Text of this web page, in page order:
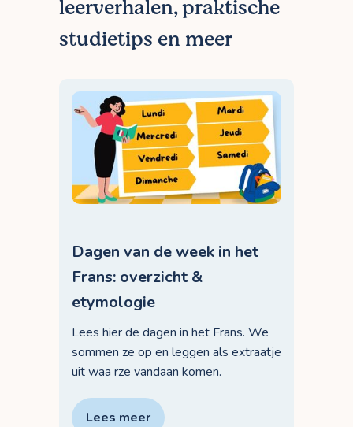
leerverhalen, praktische
studietips en meer
Dagen van de week in het
Frans: overzicht &
etymologie
Lees hier de dagen in het Frans. We
sommen ze op en leggen als extraatje
uit waa rze vandaan komen.
Lees meer